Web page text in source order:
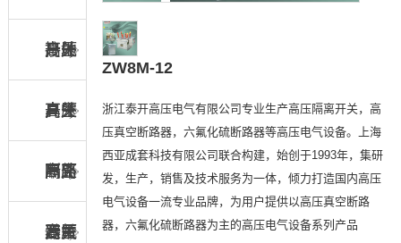
开关
接地
开关
高压
真空
断路
器
户外
高压
隔离
开关
户外
高压
六氟
户外
高压
避雷
ZW8M-12
浙江泰开高压电气有限公司专业生产高压隔离开关，高
压真空断路器，六氟化硫断路器等高压电气设备。上海
西亚成套科技有限公司联合构建，始创于1993年，集研
发，生产，销售及技术服务为一体，倾力打造国内高压
电气设备一流专业品牌，为用户提供以高压真空断路
器，六氟化硫断路器为主的高压电气设备系列产品